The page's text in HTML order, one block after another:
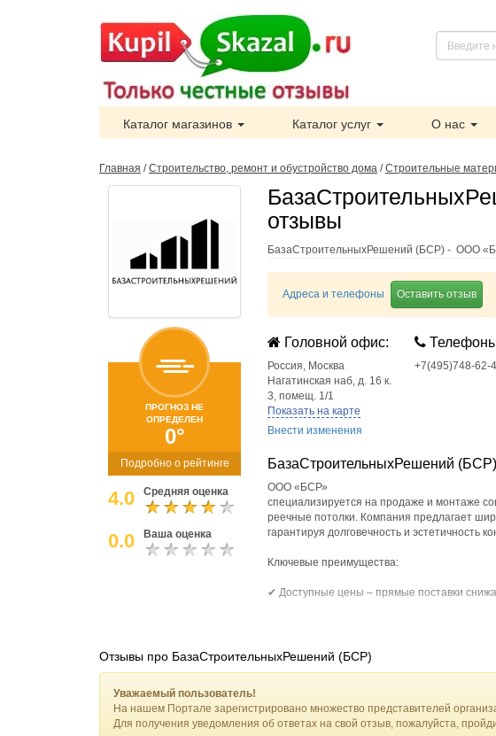
Каталог магазинов Каталог услуг О нас
Главная /Строительство, ремонт и обустройство дома /Строительные
ПРОГНОЗ НЕ
ОПРЕДЕЛЕН
0°
Подробно о рейтинге
4.0 Средняя оценка
0.0 Ваша оценка
отзывы
БазаСтроительныхРешений (БСР) - ООО
Адреса и телефоны Оставить отзыв
Головной офис:
Россия, Москва
Нагатинская наб, д. 16 к.
3, помещ. 1/1
Показать на карте
Внести изменения
+7(495)748-62-
БазаСтроительныхРешений (БСР)
ООО «БСР»
специализируется на продаже и монтаже
реечные потолки. Компания предлагает
гарантируя долговечность и эстетичность
Ключевые преимущества:
✔ Доступные цены – прямые поставки
✔ Профессиональный монтаж – опытные
✔ Широкий выбор – от классических до
Отзывы про БазаСтроительныхРешений (БСР)
Уважаемый пользователь!
На нашем Портале зарегистрировано множество представителей
Для получения уведомления об ответах на свой отзыв, пожалуйста,